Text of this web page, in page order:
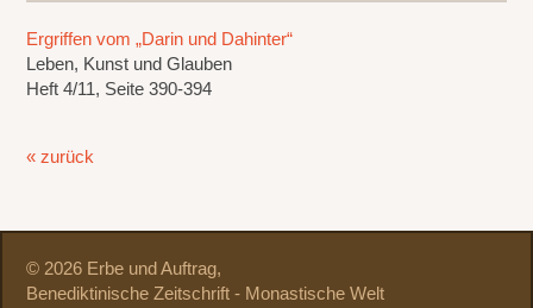
Ergriffen vom „Darin und Dahinter“
Leben, Kunst und Glauben
Heft 4/11, Seite 390-394
« zurück
© 2026 Erbe und Auftrag,
Benediktinische Zeitschrift - Monastische Welt